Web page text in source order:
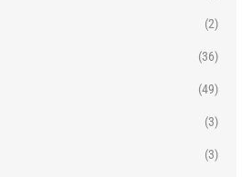
(2)
(36)
(49)
(3)
(3)